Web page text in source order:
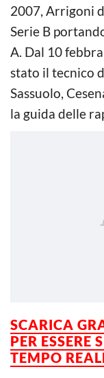
2007, Arrigoni
Serie B
A. Dal 10
stato il tecnico
Sassuolo,
la guida delle
SCARICA
PER ESSERE
TEMPO